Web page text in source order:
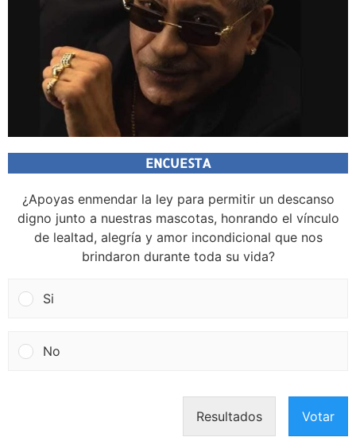
ENCUESTA
¿Apoyas enmendar la ley para permitir un descanso
digno junto a nuestras mascotas, honrando el vínculo
de lealtad, alegría y amor incondicional que nos
brindaron durante toda su vida?
Si
No
Resultados Votar